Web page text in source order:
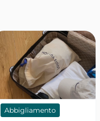
Abbigliamento